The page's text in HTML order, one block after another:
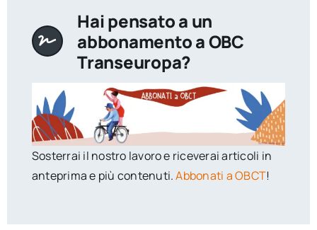
Hai pensato a un
abbonamento a OBC
Transeuropa?
Sosterrai il nostro lavoro e riceverai articoli in
anteprima e più contenuti.Abbonati a OBCT!